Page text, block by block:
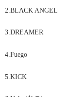
2 BLACK ANGEL
3.DREAMER
4 Fuego
5 KICK